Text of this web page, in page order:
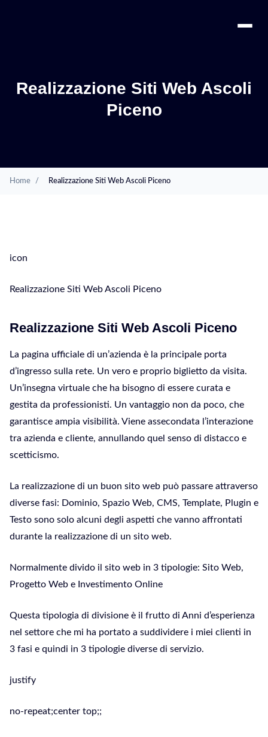
Realizzazione Siti Web Ascoli
Piceno
Home / Realizzazione Siti Web Ascoli Piceno
icon
Realizzazione Siti Web Ascoli Piceno
Realizzazione Siti Web Ascoli Piceno
La pagina ufficiale di un’azienda è la principale porta
d’ingresso sulla rete. Un vero e proprio biglietto da visita.
Un’insegna virtuale che ha bisogno di essere curata e
gestita da professionisti. Un vantaggio non da poco, che
garantisce ampia visibilità. Viene assecondata l’interazione
tra azienda e cliente, annullando quel senso di distacco e
scetticismo.
La realizzazione di un buon sito web può passare attraverso
diverse fasi: Dominio, Spazio Web, CMS, Template, Plugin e
Testo sono solo alcuni degli aspetti che vanno affrontati
durante la realizzazione di un sito web.
Normalmente divido il sito web in 3 tipologie: Sito Web,
Progetto Web e Investimento Online
Questa tipologia di divisione è il frutto di Anni d’esperienza
nel settore che mi ha portato a suddividere i miei clienti in
3 fasi e quindi in 3 tipologie diverse di servizio.
justify
no-repeat;center top;;